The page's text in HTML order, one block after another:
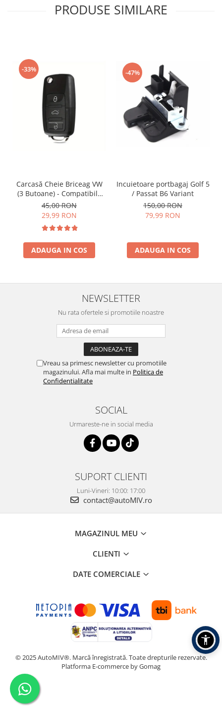
PRODUSE SIMILARE
-33%
Carcasă Cheie Briceag VW
(3 Butoane) - Compatibilă
Golf 5, Jetta, Touran etc
45,00 RON
29,99 RON
ADAUGA IN COS
-47%
Incuietoare portbagaj Golf 5
/ Passat B6 Variant
150,00 RON
79,99 RON
ADAUGA IN COS
NEWSLETTER
Nu rata ofertele si promotiile noastre
Vreau sa primesc newsletter cu promotiile
magazinului. Afla mai multe in Politica de
Confidentialitate
SOCIAL
Urmareste-ne in social media
SUPORT CLIENTI
Luni-Vineri: 10:00: 17:00
contact@autoMIV.ro
MAGAZINUL MEU
CLIENTI
DATE COMERCIALE
© 2025 AutoMIV®. Marcă înregistrată. Toate drepturile rezervate.
Platforma E-commerce by Gomag